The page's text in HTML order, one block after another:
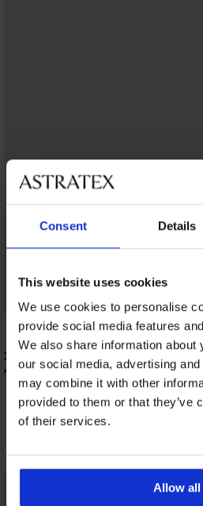
Consent Details
This website uses cookies
We use cookies to personalise
provide social media features
We also share information about
our social media, advertising
may combine it with other
provided to them or that they’ve
of their services.
Allow all
Bestseller
Σουτιέν DIVA by IVA χωρίς ενίσχυση
44,99 €